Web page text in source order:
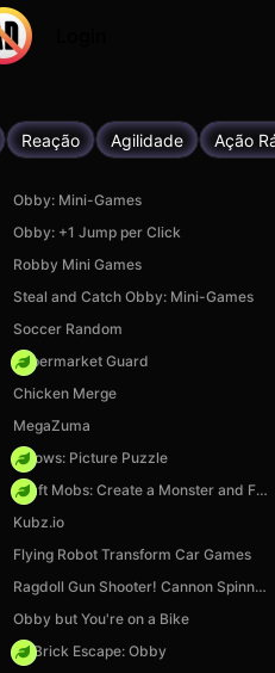
Reação Agilidade Ação
Obby: Mini-Games
Obby: +1 Jump per Click
Robby Mini Games
Steal and Catch Obby: Mini-Games
Soccer Random
Supermarket Guard
Chicken Merge
MegaZuma
Arrows: Picture Puzzle
Craft Mobs: Create a Monster and Fight!
Kubz.io
Flying Robot Transform Car Games
Ragdoll Gun Shooter! Cannon Spinner Playground
Obby but You're on a Bike
+1 Brick Escape: Obby